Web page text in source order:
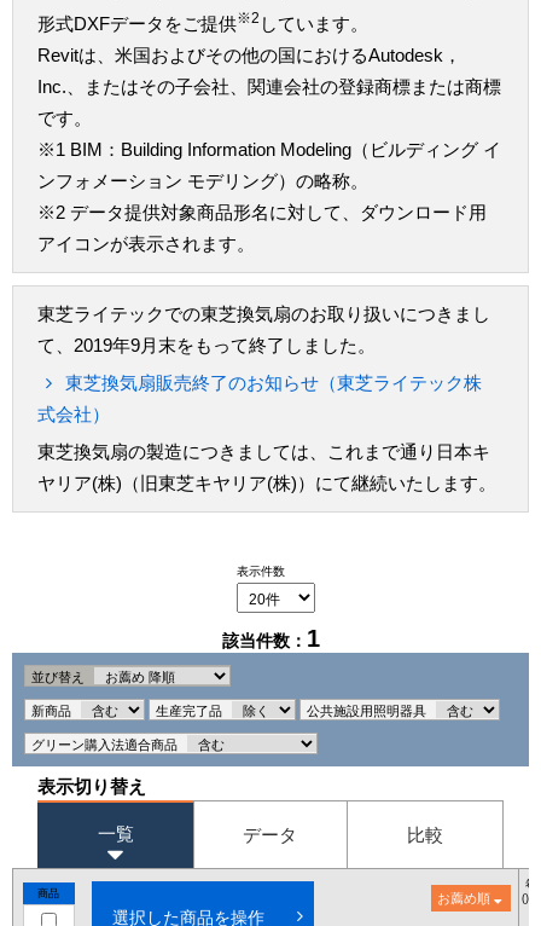
形式DXFデータをご提供※2 しています。
Revitは、米国およびその他の国におけるAutodesk，
Inc.、またはその子会社、関連会社の登録商標または商標
です。
※1 BIM：Building Information Modeling（ビルディング イ
ンフォメーション モデリング）の略称。
※2 データ提供対象商品形名に対して、ダウンロード用
アイコンが表示されます。
東芝ライテックでの東芝換気扇のお取り扱いにつきまし
て、2019年9月末をもって終了しました。
東芝換気扇販売終了のお知らせ（東芝ライテック株
式会社）
東芝換気扇の製造につきましては、これまで通り日本キ
ヤリア(株)（旧東芝キヤリア(株)）にて継続いたします。
表示件数
該当件数： 1
並び替え
新商品 生産完了品 公共施設用照明器具
グリーン購入法適合商品
表示切り替え
一覧 データ 比較
商品
選択した商品を操作
お薦め順
希
()